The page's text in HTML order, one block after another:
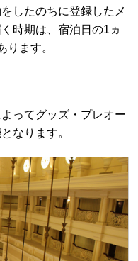
したのちに登録したメ
時期は、宿泊日の1ヵ
ります。
ってグッズ・プレオー
なります。